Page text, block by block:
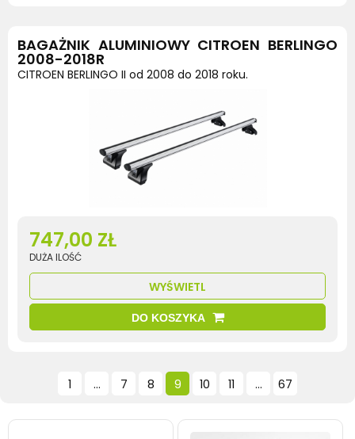
BAGAŻNIK ALUMINIOWY CITROEN BERLINGO
2008-2018R
CITROEN BERLINGO II od 2008 do 2018 roku.
747,00 ZŁ
DUŻA ILOŚĆ
WYŚWIETL
DO KOSZYKA
1 ... 7 8 9 10 11 ... 67